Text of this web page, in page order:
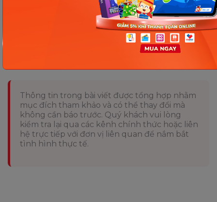
Thông tin trong bài viết được tổng hợp nhằm
mục đích tham khảo và có thể thay đổi mà
không cần báo trước. Quý khách vui lòng
kiểm tra lại qua các kênh chính thức hoặc liên
hệ trực tiếp với đơn vị liên quan để nắm bắt
tình hình thực tế.